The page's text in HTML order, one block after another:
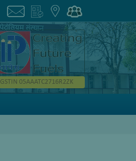
GSTIN 05AAATC2716R2ZK